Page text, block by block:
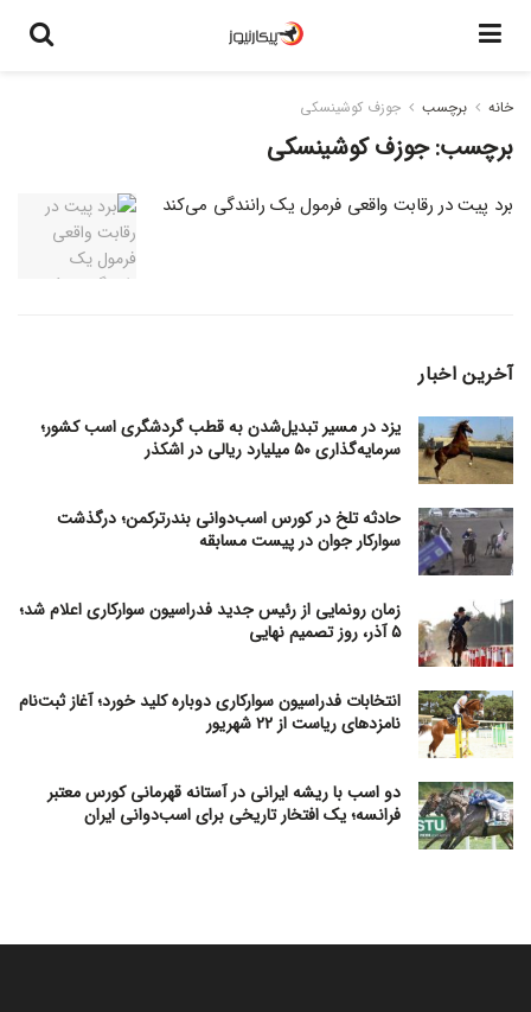
خانه برچسب جوزف کوشینسکی
برچسب:جوزف کوشینسکی
برد پیت در رقابت واقعی فرمول یک رانندگی می‌کند
آخرین اخبار
یزد در مسیر تبدیل‌شدن به قطب گردشگری اسب کشور؛
سرمایه‌گذاری ۵۰ میلیارد ریالی در اشکذر
حادثه تلخ در کورس اسب‌دوانی بندرترکمن؛ درگذشت
سوارکار جوان در پیست مسابقه
زمان رونمایی از رئیس جدید فدراسیون سوارکاری اعلام شد؛
۵ آذر، روز تصمیم نهایی
انتخابات فدراسیون سوارکاری دوباره کلید خورد؛ آغاز ثبت‌نام
نامزدهای ریاست از ۲۲ شهریور
دو اسب با ریشه ایرانی در آستانه قهرمانی کورس معتبر
فرانسه؛ یک افتخار تاریخی برای اسب‌دوانی ایران